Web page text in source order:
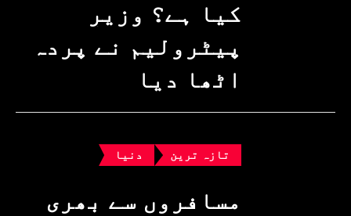
کیا ہے؟ وزیرِ
پیٹرولیم نے پردہ
اٹھا دیا
تازہ ترین دنیا
مسافروں سے بھری